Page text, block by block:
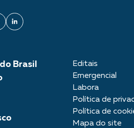
Brasil
Editais
Emergencial
Labora
Política de
Política de
Mapa do site